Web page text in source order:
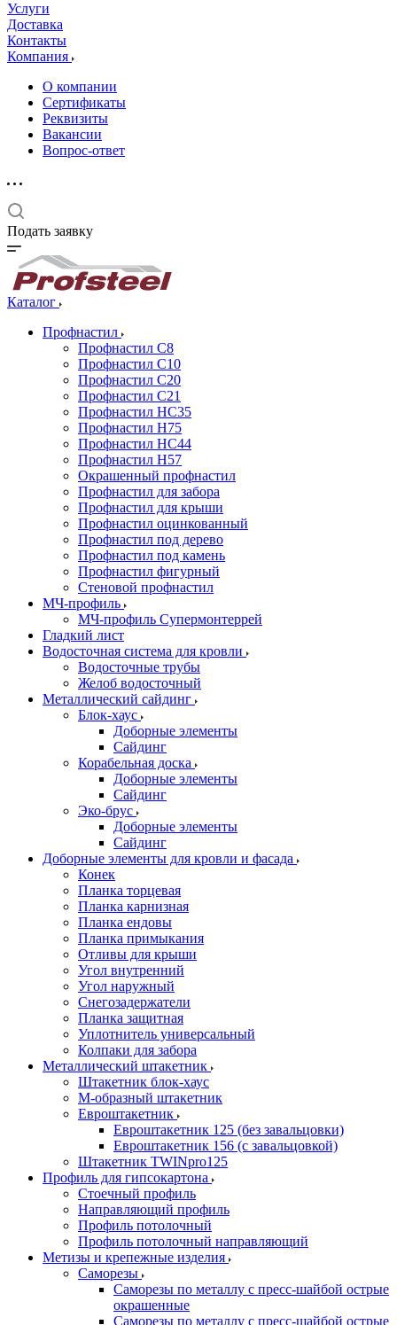
Услуги
Доставка
Контакты
Компания
О компании
Сертификаты
Реквизиты
Вакансии
Вопрос-ответ
Подать заявку
Каталог
Профнастил
Профнастил С8
Профнастил С10
Профнастил С20
Профнастил С21
Профнастил НС35
Профнастил Н75
Профнастил HC44
Профнастил Н57
Окрашенный профнастил
Профнастил для забора
Профнастил для крыши
Профнастил оцинкованный
Профнастил под дерево
Профнастил под камень
Профнастил фигурный
Стеновой профнастил
МЧ-профиль
МЧ-профиль Супермонтеррей
Гладкий лист
Водосточная система для кровли
Водосточные трубы
Желоб водосточный
Металлический сайдинг
Блок-хаус
Доборные элементы
Сайдинг
Корабельная доска
Доборные элементы
Сайдинг
Эко-брус
Доборные элементы
Сайдинг
Доборные элементы для кровли и фасада
Конек
Планка торцевая
Планка карнизная
Планка ендовы
Планка примыкания
Отливы для крыши
Угол внутренний
Угол наружный
Снегозадержатели
Планка защитная
Уплотнитель универсальный
Колпаки для забора
Металлический штакетник
Штакетник блок-хаус
М-образный штакетник
Евроштакетник
Евроштакетник 125 (без завальцовки)
Евроштакетник 156 (с завальцовкой)
Штакетник TWINpro125
Профиль для гипсокартона
Стоечный профиль
Направляющий профиль
Профиль потолочный
Профиль потолочный направляющий
Метизы и крепежные изделия
Саморезы
Саморезы по металлу с пресс-шайбой острые
окрашенные
Саморезы по металлу с пресс-шайбой острые